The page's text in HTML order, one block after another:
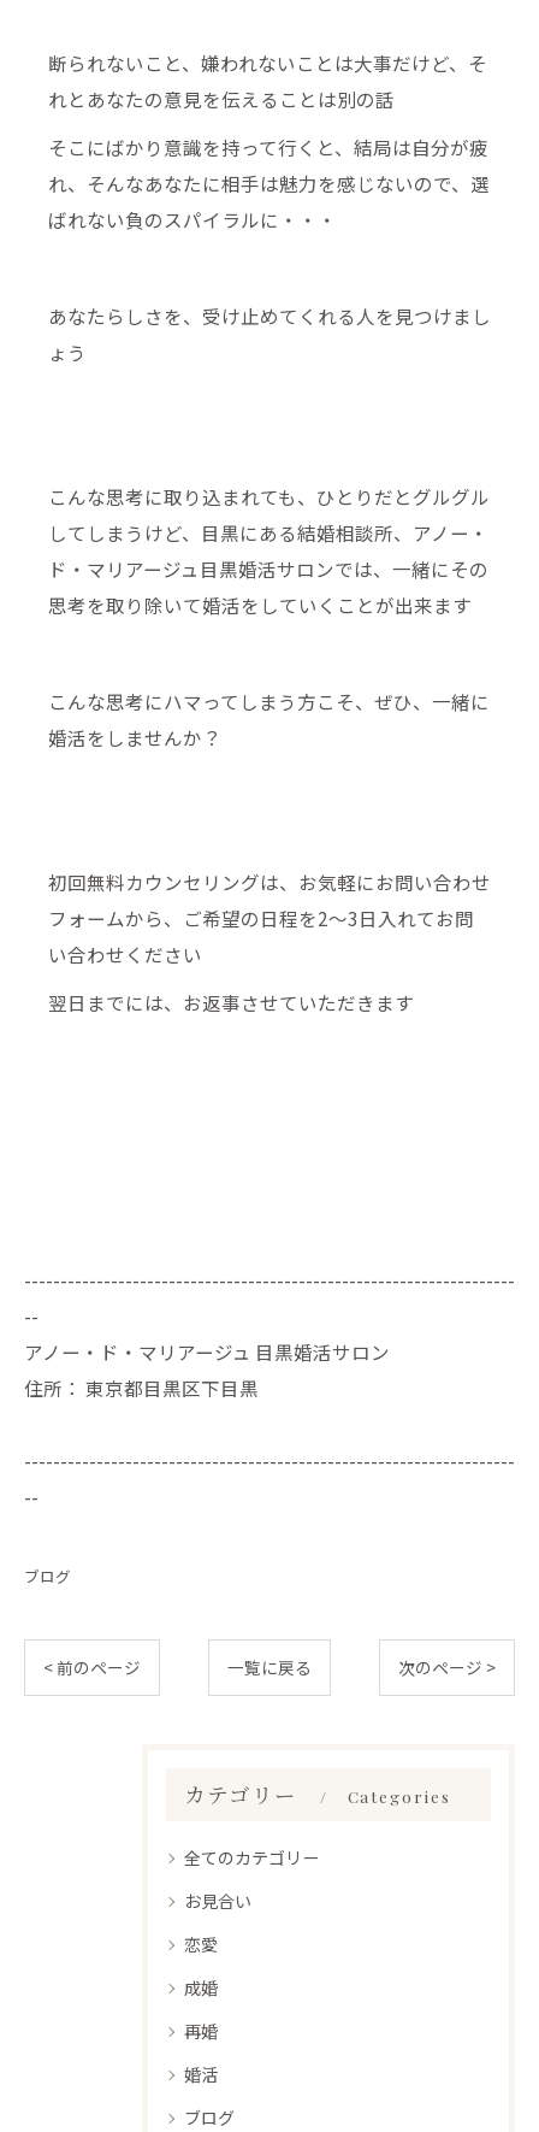
断られないこと、嫌われないことは大事だけど、そ
れとあなたの意見を伝えることは別の話
そこにばかり意識を持って行くと、結局は自分が疲
れ、そんなあなたに相手は魅力を感じないので、選
ばれない負のスパイラルに・・・
あなたらしさを、受け止めてくれる人を見つけまし
ょう
こんな思考に取り込まれても、ひとりだとグルグル
してしまうけど、目黒にある結婚相談所、アノー・
ド・マリアージュ目黒婚活サロンでは、一緒にその
思考を取り除いて婚活をしていくことが出来ます
こんな思考にハマってしまう方こそ、ぜひ、一緒に
婚活をしませんか？
初回無料カウンセリングは、お気軽にお問い合わせ
フォームから、ご希望の日程を2～3日入れてお問
い合わせください
翌日までには、お返事させていただきます
--------------------------------------------------------------------
--
アノー・ド・マリアージュ 目黒婚活サロン
住所： 東京都目黒区下目黒
--------------------------------------------------------------------
--
ブログ
< 前のページ 一覧に戻る 次のページ >
カテゴリー Categories
全てのカテゴリー
お見合い
恋愛
成婚
再婚
婚活
ブログ